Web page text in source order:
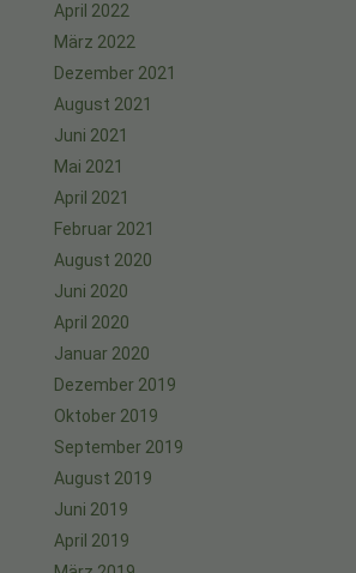
April 2022
März 2022
Dezember 2021
August 2021
Juni 2021
Mai 2021
April 2021
Februar 2021
August 2020
Juni 2020
April 2020
Januar 2020
Dezember 2019
Oktober 2019
September 2019
August 2019
Juni 2019
April 2019